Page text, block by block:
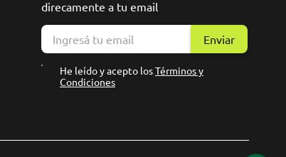
direcamente a tu email
Enviar
He leído y acepto losTérminos y
Condiciones